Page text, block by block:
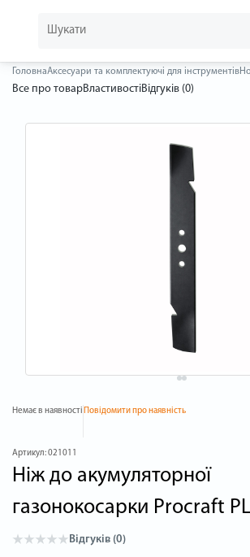
ГоловнаАксесуари та комплектуючі для інструментів
Все про товарВластивостіВідгуків (0)
Немає в наявності Повідомити про наявність
Артикул:021011
Ніж до акумуляторної
газонокосарки Procraft
Відгуків (0)